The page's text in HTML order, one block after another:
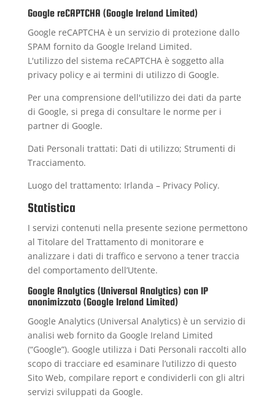
Google reCAPTCHA (Google Ireland Limited)
Google reCAPTCHA è un servizio di protezione dallo
SPAM fornito da Google Ireland Limited.
L'utilizzo del sistema reCAPTCHA è soggetto alla
privacy policye ai termini di utilizzodi Google.
Per una comprensione dell'utilizzo dei dati da parte
di Google, si prega di consultare le norme per i
partner di Google.
Dati Personali trattati: Dati di utilizzo; Strumenti di
Tracciamento.
Luogo del trattamento: Irlanda – Privacy Policy.
Statistica
I servizi contenuti nella presente sezione permettono
al Titolare del Trattamento di monitorare e
analizzare i dati di traffico e servono a tener traccia
del comportamento dell’Utente.
Google Analytics (Universal Analytics) con IP
anonimizzato (Google Ireland Limited)
Google Analytics (Universal Analytics) è un servizio di
analisi web fornito da Google Ireland Limited
(“Google”). Google utilizza i Dati Personali raccolti allo
scopo di tracciare ed esaminare l’utilizzo di questo
Sito Web, compilare report e condividerli con gli altri
servizi sviluppati da Google.